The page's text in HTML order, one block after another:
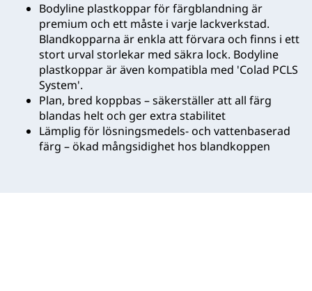
Bodyline plastkoppar för färgblandning är
premium och ett måste i varje lackverkstad.
Blandkopparna är enkla att förvara och finns i ett
stort urval storlekar med säkra lock. Bodyline
plastkoppar är även kompatibla med 'Colad PCLS
System'.
Plan, bred koppbas – säkerställer att all färg
blandas helt och ger extra stabilitet
Lämplig för lösningsmedels- och vattenbaserad
färg – ökad mångsidighet hos blandkoppen